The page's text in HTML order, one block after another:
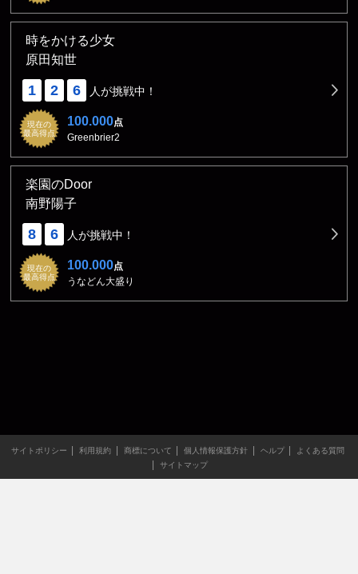
時をかける少女
原田知世
1 2 6 人が挑戦中！
現在の
最高得点
100.000点
Greenbrier2
楽園のDoor
南野陽子
8 6 人が挑戦中！
現在の
最高得点
100.000点
うなどん大盛り
サイトポリシー 利用規約 商標について 個人情報保護方針 ヘルプ
よくある質問
サイトマップ